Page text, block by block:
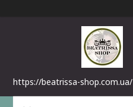
https://beatrissa-shop.com.ua/